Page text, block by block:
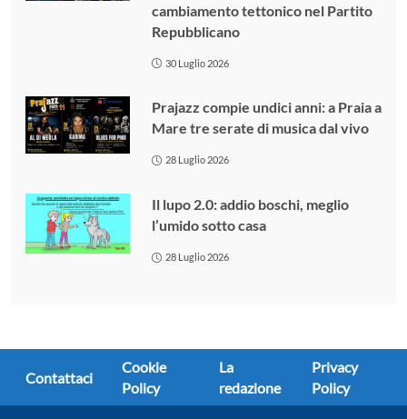
cambiamento tettonico nel Partito
Repubblicano
30 Luglio 2026
Prajazz compie undici anni: a Praia a
Mare tre serate di musica dal vivo
28 Luglio 2026
Il lupo 2.0: addio boschi, meglio
l’umido sotto casa
28 Luglio 2026
Contattaci
Cookie
Policy
La
redazione
Privacy
Policy